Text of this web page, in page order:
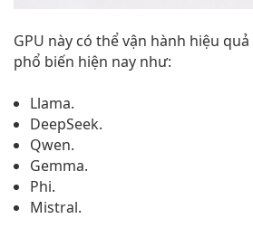
GPU này có thể vận hành hiệu
phổ biến hiện nay như:
Llama.
DeepSeek.
Qwen.
Gemma.
Phi.
Mistral.